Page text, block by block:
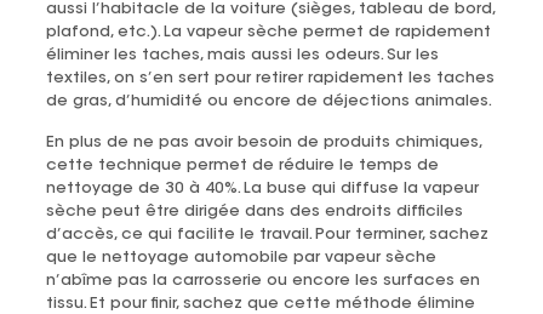
aussi l’habitacle de la voiture (sièges, tableau de bord,
plafond, etc.). La vapeur sèche permet de rapidement
éliminer les taches, mais aussi les odeurs. Sur les
textiles, on s’en sert pour retirer rapidement les taches
de gras, d’humidité ou encore de déjections animales.
En plus de ne pas avoir besoin de produits chimiques,
cette technique permet de réduire le temps de
nettoyage de 30 à 40%. La buse qui diffuse la vapeur
sèche peut être dirigée dans des endroits difficiles
d’accès, ce qui facilite le travail. Pour terminer, sachez
que le nettoyage automobile par vapeur sèche
n’abîme pas la carrosserie ou encore les surfaces en
tissu. Et pour finir, sachez que cette méthode élimine